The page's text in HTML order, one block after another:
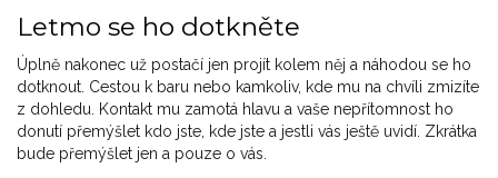
Letmo se ho dotkněte
Úplně nakonec už postačí jen projít kolem něj a náhodou se ho
dotknout. Cestou k baru nebo kamkoliv, kde mu na chvíli zmizíte
z dohledu. Kontakt mu zamotá hlavu a vaše nepřítomnost ho
donutí přemýšlet kdo jste, kde jste a jestli vás ještě uvidí. Zkrátka
bude přemýšlet jen a pouze o vás.